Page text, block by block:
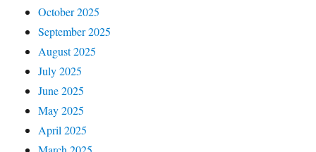
October 2025
September 2025
August 2025
July 2025
June 2025
May 2025
April 2025